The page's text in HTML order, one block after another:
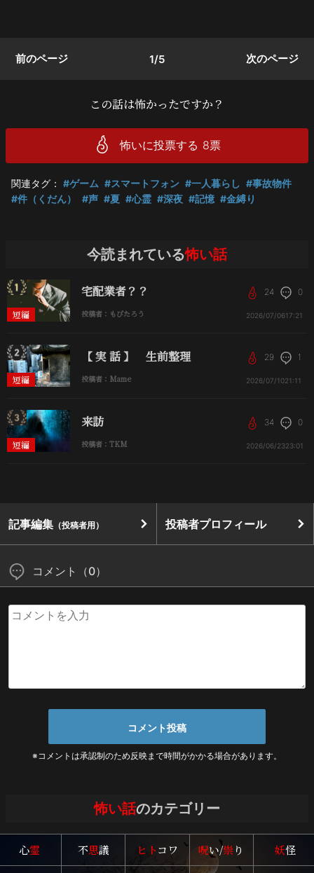
前のページ 次のページ
1/5
この話は怖かったですか？
怖いに投票する 8票
関連タグ： #ゲーム #スマートフォン #一人暮らし #事故物件
#件（くだん）
#声 #夏 #心霊 #深夜 #記憶 #金縛り
今読まれている怖い話
短編
宅配業者？？
投稿者：もぴたろう
24 0
2026/07/0617:21
短編
【 実 話 】 生前整理
投稿者：Mame
29 1
2026/07/1021:11
短編
来訪
投稿者：TKM
34 0
2026/06/2323:01
記事編集 （投稿者用） 投稿者プロフィール
コメント（0）
※コメントは承認制のため反映まで時間がかかる場合があります。
怖い話のカテゴリー
心霊 不思議 ヒトコワ 呪い/祟り 妖怪